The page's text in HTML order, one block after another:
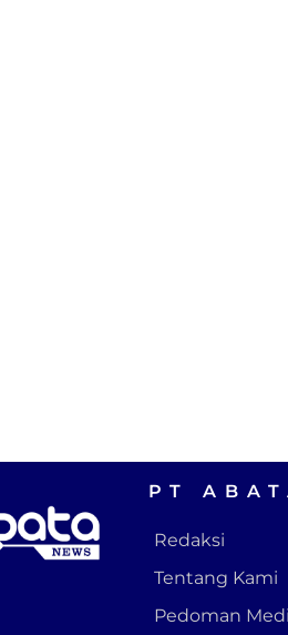
PT
Redaksi
Tentang Kami
Pedoman